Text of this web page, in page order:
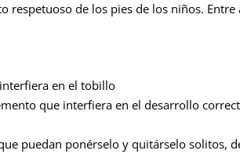
respetuoso de los pies de los niños. Entre
en el tobillo
que interfiera en el desarrollo
puedan ponérselo y quitárselo solitos,